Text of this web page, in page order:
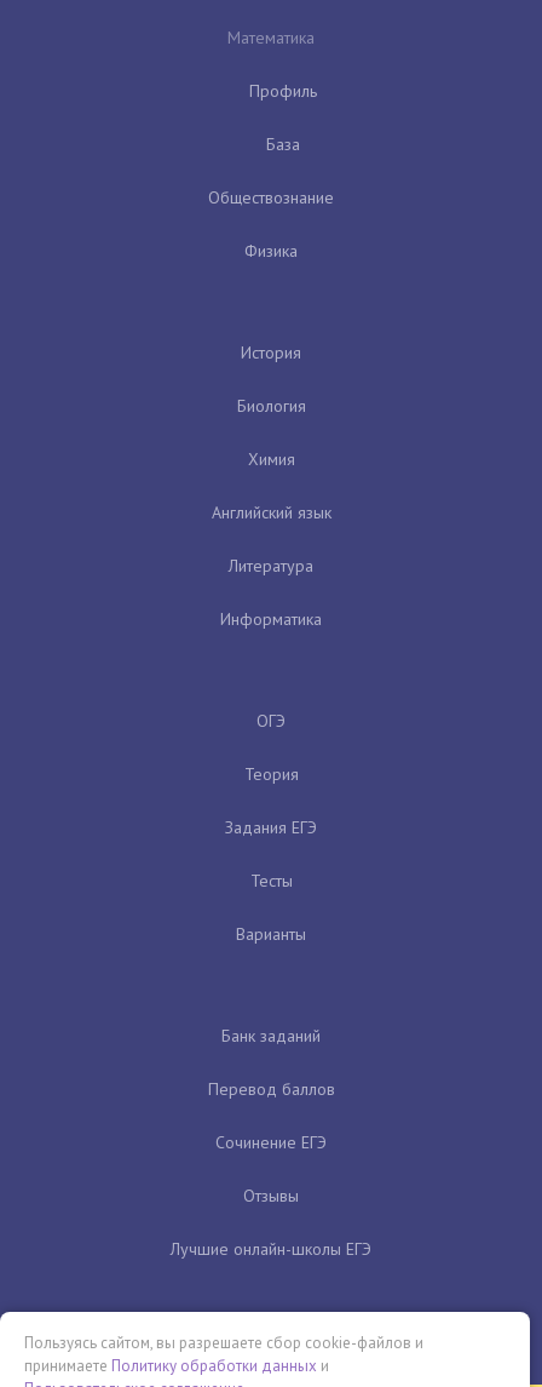
Математика
Профиль
База
Обществознание
Физика
История
Биология
Химия
Английский язык
Литература
Информатика
ОГЭ
Теория
Задания ЕГЭ
Тесты
Варианты
Банк заданий
Перевод баллов
Сочинение ЕГЭ
Отзывы
Лучшие онлайн-школы ЕГЭ
Пользуясь сайтом, вы разрешаете сбор cookie-файлов и
принимаете Политику обработки данных и